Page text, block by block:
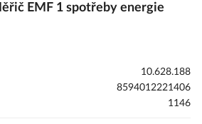
EMF 1 spotřeby energie
10.628.188
8594012221406
1146